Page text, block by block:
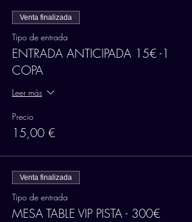
Venta finalizada
Tipo de entrada
ENTRADA ANTICIPADA 15€ -1
COPA
Leer más
Precio
15,00 €
Venta finalizada
Tipo de entrada
MESA TABLE VIP PISTA - 300€